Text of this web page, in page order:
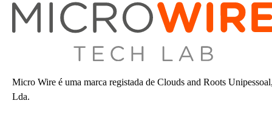
Micro Wire é uma marca registada de Clouds and Roots
Lda.